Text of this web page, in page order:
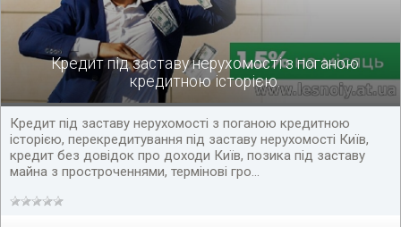
Кредит під заставу нерухомості з поганою
кредитною історією.
Кредит під заставу нерухомості з поганою кредитною
історією, перекредитування під заставу нерухомості Київ,
кредит без довідок про доходи Київ, позика під заставу
майна з простроченнями, термінові гро...